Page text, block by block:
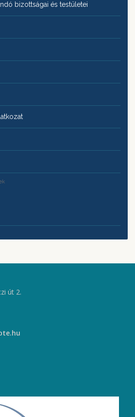
bizottságai és testületei
út 2.